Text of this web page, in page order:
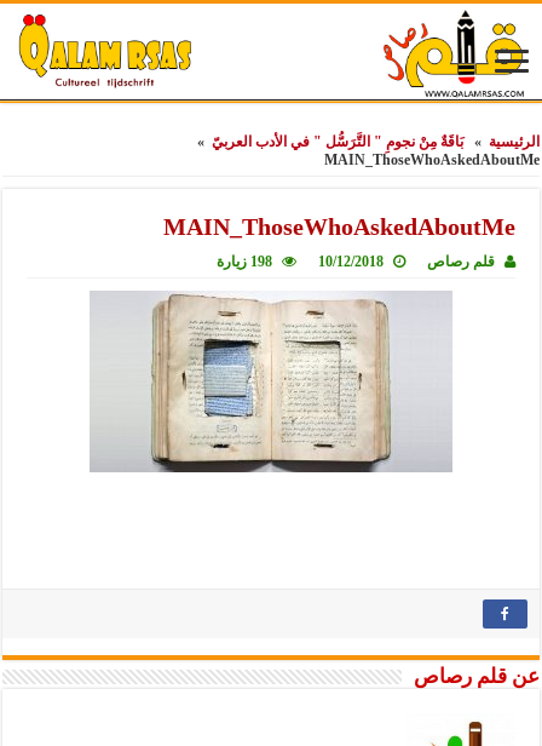
الرئيسية » بَاقَةٌ مِنْ نجومِ " التَّرَسُّل " في الأدب العربيّ »
MAIN_ThoseWhoAskedAboutMe
MAIN_ThoseWhoAskedAboutMe
قلم رصاص 10/12/2018 198 زيارة
عن قلم رصاص